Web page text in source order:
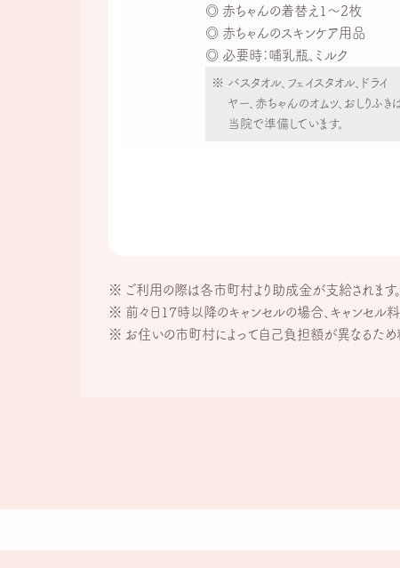
赤ちゃんの着替え1～2枚
赤ちゃんのスキンケア用品
必要時：哺乳瓶、ミルク
バスタオル、フェイスタオル、ドライ
ヤー、赤ちゃんのオムツ、おしりふきは
当院で準備しています。
ご利用の際は各市町村より助成金が支給されます
前々日17時以降のキャンセルの場合、キャンセル
お住いの市町村によって自己負担額が異なるため